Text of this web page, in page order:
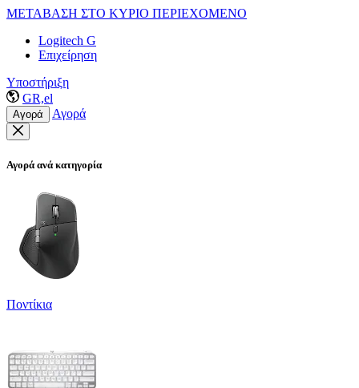
ΜΕΤΑΒΑΣΗ ΣΤΟ ΚΥΡΙΟ ΠΕΡΙΕΧΟΜΕΝΟ
Logitech G
Επιχείρηση
Υποστήριξη
GR,el
Αγορά Αγορά
Αγορά ανά κατηγορία
Ποντίκια